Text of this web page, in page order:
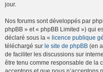
jour.
Nos forums sont développés par
phpBB » et « phpBB Limited ») qui
déclaré sous la « licence publique
téléchargé sur le site de phpBB (en
de faciliter les discussions sur
être tenu comme responsable de la